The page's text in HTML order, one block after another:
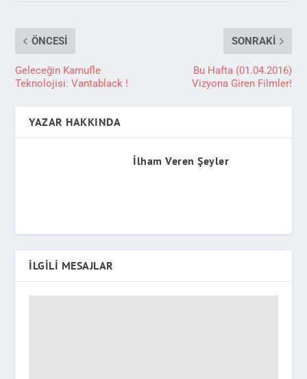
ÖNCESI
Geleceğin Kamufle
Teknolojisi: Vantablack !
SONRAKI
Bu Hafta (01.04.2016)
Vizyona Giren Filmler!
YAZAR HAKKINDA
İlham Veren Şeyler
İLGILI MESAJLAR